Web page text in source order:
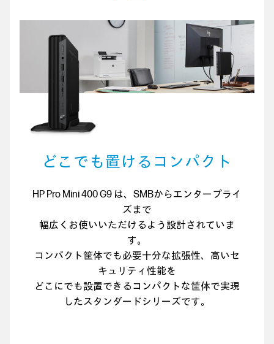
どこでも置けるコンパクト
HP Pro Mini 400 G9 は、SMBからエンタープライ
ズまで
幅広くお使いいただけるよう設計されていま
す。
コンパクト筐体でも必要十分な拡張性、高いセ
キュリティ性能を
どこにでも設置できるコンパクトな筐体で実現
したスタンダードシリーズです。